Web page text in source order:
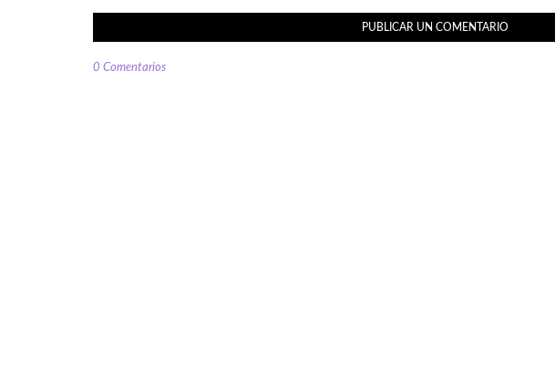
PUBLICAR UN COMENTARIO
0 Comentarios